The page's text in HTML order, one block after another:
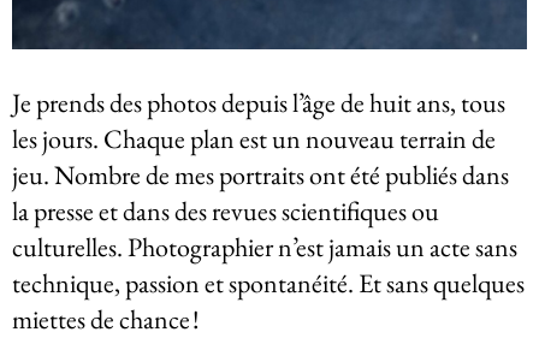
Je prends des photos depuis l’âge de huit ans, tous
les jours. Chaque plan est un nouveau terrain de
jeu. Nombre de mes portraits ont été publiés dans
la presse et dans des revues scientifiques ou
culturelles. Photographier n’est jamais un acte sans
technique, passion et spontanéité. Et sans quelques
miettes de chance !